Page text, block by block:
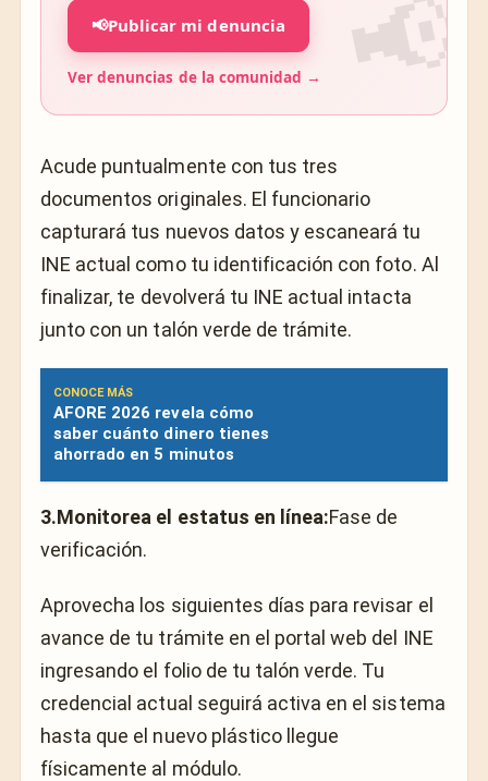
📢Publicar mi denuncia
Ver denuncias de la comunidad →
Acude puntualmente con tus tres
documentos originales. El funcionario
capturará tus nuevos datos y escaneará tu
INE actual como tu identificación con foto. Al
finalizar, te devolverá tu INE actual intacta
junto con un talón verde de trámite.
CONOCE MÁS
AFORE 2026 revela cómo
saber cuánto dinero tienes
ahorrado en 5 minutos
3.Monitorea el estatus en línea:Fase de
verificación.
Aprovecha los siguientes días para revisar el
avance de tu trámite en el portal web del INE
ingresando el folio de tu talón verde. Tu
credencial actual seguirá activa en el sistema
hasta que el nuevo plástico llegue
físicamente al módulo.